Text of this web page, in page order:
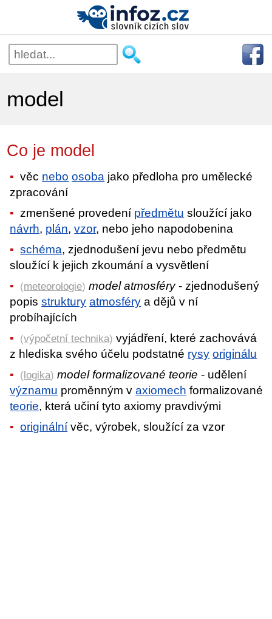
model
Co je model
věc nebo osoba jako předloha pro umělecké
zpracování
zmenšené provedení předmětu sloužící jako
návrh, plán,vzor, nebo jeho napodobenina
schéma, zjednodušení jevu nebo předmětu
sloužící k jejich zkoumání a vysvětlení
(meteorologie) model atmosféry- zjednodušený
popisstruktury atmosféry a dějů v ní
probíhajících
(výpočetní technika) vyjádření, které zachovává
z hlediska svého účelu podstatné rysy originálu
(logika) model formalizované teorie - udělení
významu proměnným vaxiomech formalizované
teorie, která učiní tyto axiomy pravdivými
originální věc, výrobek, sloužící za vzor